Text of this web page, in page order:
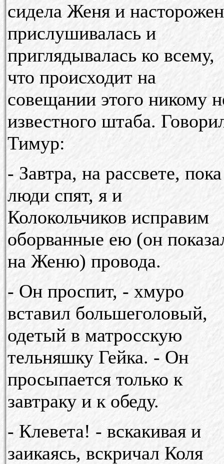
сидела Женя и
прислушивалась и
приглядывалась ко всему,
что происходит на
совещании этого никому
известного штаба.
Тимур:
- Завтра, на рассвете, пока
люди спят, я и
Колокольчиков исправим
оборванные ею (он
на Женю) провода.
- Он проспит, - хмуро
вставил большеголовый,
одетый в матросскую
тельняшку Гейка. - Он
просыпается только к
завтраку и к обеду.
- Клевета! - вскакивая и
заикаясь, вскричал Коля